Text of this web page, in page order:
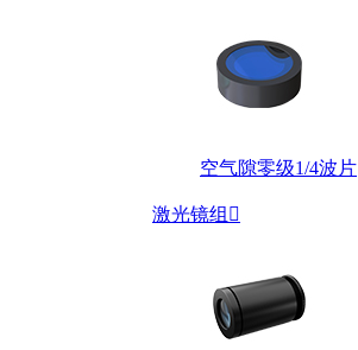
空气隙零级1/4波片
激光镜组 